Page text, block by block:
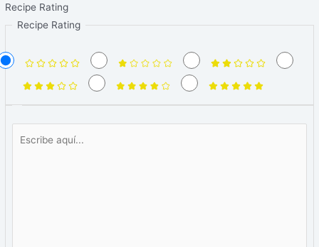
Recipe Rating
Recipe Rating